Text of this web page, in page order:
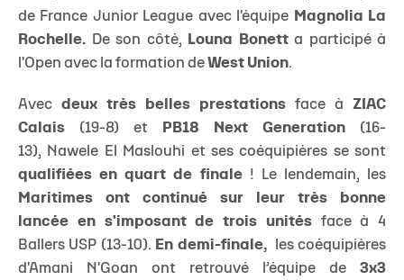
de France Junior League avec l'équipe Magnolia La
Rochelle.
De son côté, Louna Bonetta participé à
l'Open avec la formation de West Union.
Avec deux très belles prestations face à ZIAC
Calais (19-8) et PB18 Next Generation (16-
13), Nawele El Maslouhi et ses coéquipières se sont
qualifiées en quart de finale ! Le lendemain, les
Maritimes ont continué sur leur très bonne
lancée en s'imposant de trois unités face à 4
Ballers USP (13-10). En demi-finale,
les coéquipières
d'Amani N'Goan ont retrouvé l’équipe de 3x3